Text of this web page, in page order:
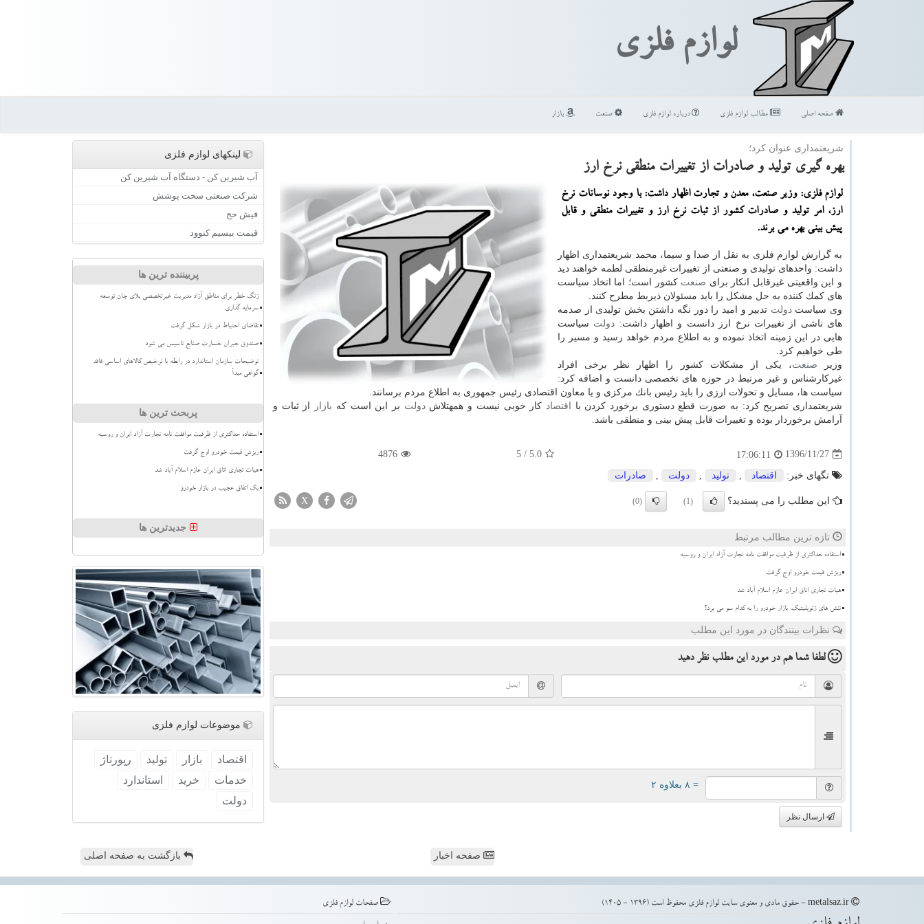
لوازم فلزی
صفحه اصلی مطالب لوازم فلزی درباره لوازم فلزی صنعت بازار
شریعتمداری عنوان كرد؛
بهره گیری تولید و صادرات از تغییرات منطقی نرخ ارز
لوازم فلزی: وزیر صنعت، معدن و تجارت اظهار داشت: با وجود نوسانات نرخ
ارز، امر تولید و صادرات كشور از ثبات نرخ ارز و تغییرات منطقی و قابل
پیش بینی بهره می برند.
به گزارش لوازم فلزی به نقل از صدا و سیما، محمد شریعتمداری اظهار
داشت: واحدهای تولیدی و صنعتی از تغییرات غیرمنطقی لطمه خواهند دید
و این واقعیتی غیرقابل انكار برای صنعت كشور است؛ اما اتخاذ سیاست
های كمك كننده به حل مشكل را باید مسئولان ذیربط مطرح كنند.
وی سیاستدولت تدبیر و امید را دور نگه داشتن بخش تولیدی از صدمه
های ناشی از تغییرات نرخ ارز دانست و اظهار داشت: دولت سیاست
هایی در این زمینه اتخاذ نموده و به اطلاع مردم خواهد رسید و مسیر را
طی خواهیم كرد.
وزیر صنعت، یكی از مشكلات كشور را اظهار نظر برخی افراد
غیركارشناس و غیر مرتبط در حوزه های تخصصی دانست و اضافه كرد:
سیاست ها، مسایل و تحولات ارزی را باید رئیس بانك مركزی و یا معاون اقتصادی رئیس جمهوری به اطلاع مردم برسانند.
شریعتمداری تصریح كرد: به صورت قطع دستوری برخورد كردن با
اقتصاد كار خوبی نیست و همه­­تلاشدولت بر این است كه بازار
از ثبات و
آرامش برخوردار بوده و تغییرات قابل پیش بینی و منطقی باشد.
1396/11/27
17:06:11
5.0
/ 5
4876
تگهای خبر: اقتصاد تولید دولت صادرات
این مطلب را می پسندید؟ (1)
(0)
X
تازه ترین مطالب مرتبط
استفاده حداکثری از ظرفیت موافقت نامه تجارت آزاد ایران و روسیه
ریزش قیمت خودرو اوج گرفت
هیات تجاری اتاق ایران عازم اسلام آباد شد
تنش های ژئوپلیتیک، بازار خودرو را به کدام سو می برد؟
نظرات بینندگان در مورد این مطلب
لطفا شما همدر مورد این مطلب نظر دهید
= ۸ بعلاوه ۲
ارسال نظر
لینکهای لوازم فلزی
آب شیرین کن - دستگاه آب شیرین کن
شرکت صنعتی سخت پوشش
فیش حج
قیمت بیسیم کنوود
پربیننده ترین ها
زنگ خطر برای مناطق آزاد مدیریت غیرتخصصی بلای جان توسعه
سرمایه گذاری
تقاضای احتیاط در بازار شکل گرفت
صندوق جبران خسارت صنایع تاسیس می شود
توضیحات سازمان استاندارد در رابطه با ترخیص کالاهای اساسی فاقد
گواهی مبدأ
پربحث ترین ها
استفاده حداکثری از ظرفیت موافقت نامه تجارت آزاد ایران و روسیه
ریزش قیمت خودرو اوج گرفت
هیات تجاری اتاق ایران عازم اسلام آباد شد
بک اتفاق عجیب در بازار خودرو
جدیدترین ها
موضوعات لوازم فلزی
اقتصاد بازار تولید
رپورتاژ
خدمات
خرید
استاندارد
دولت
صفحه اخبار بازگشت به صفحه اصلی
صفحات لوازم فلزی